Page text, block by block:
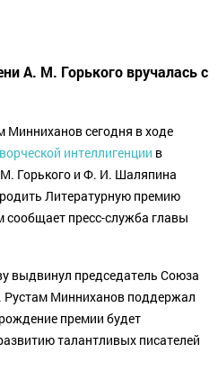
А. М. Горького вручалась с
Минниханов сегодня в ходе
интеллигенции в
Горького и Ф. И. Шаляпина
Литературную премию
пресс-служба главы
выдвинул председатель Союза
Рустам Минниханов поддержал
премии будет
талантливых писателей